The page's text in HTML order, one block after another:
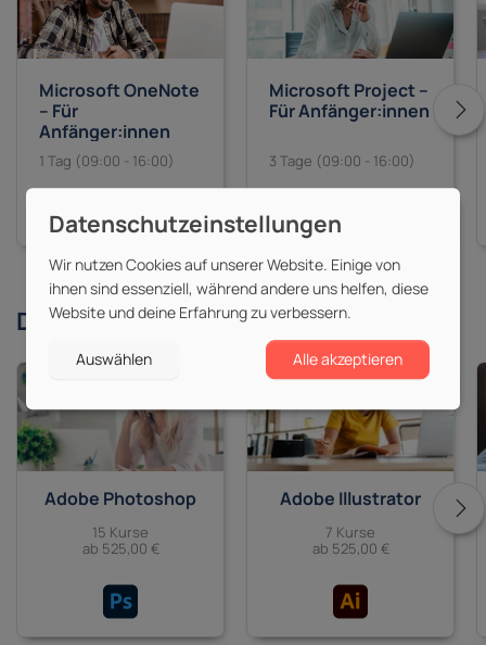
Microsoft OneNote
– Für
Anfänger:innen
1 Tag (09:00 - 16:00)
zzgl. MwSt.
Microsoft Project –
Für Anfänger:innen
3 Tage (09:00 - 16:00)
Derzeit beliebteThemen
Adobe Photoshop
15 Kurse
ab 525,00 €
Adobe Illustrator
7 Kurse
ab 525,00 €
Wir nutzen Cookies auf unserer Website. Einige von
ihnen sind essenziell, während andere uns helfen, diese
Website und deine Erfahrung zu verbessern.
Auswählen Alle akzeptieren